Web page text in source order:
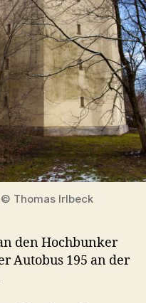
Thomas Irlbeck
den Hochbunker
Autobus 195 an der